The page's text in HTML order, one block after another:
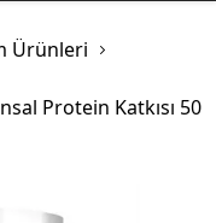
Ürünleri
Protein Katkısı 50